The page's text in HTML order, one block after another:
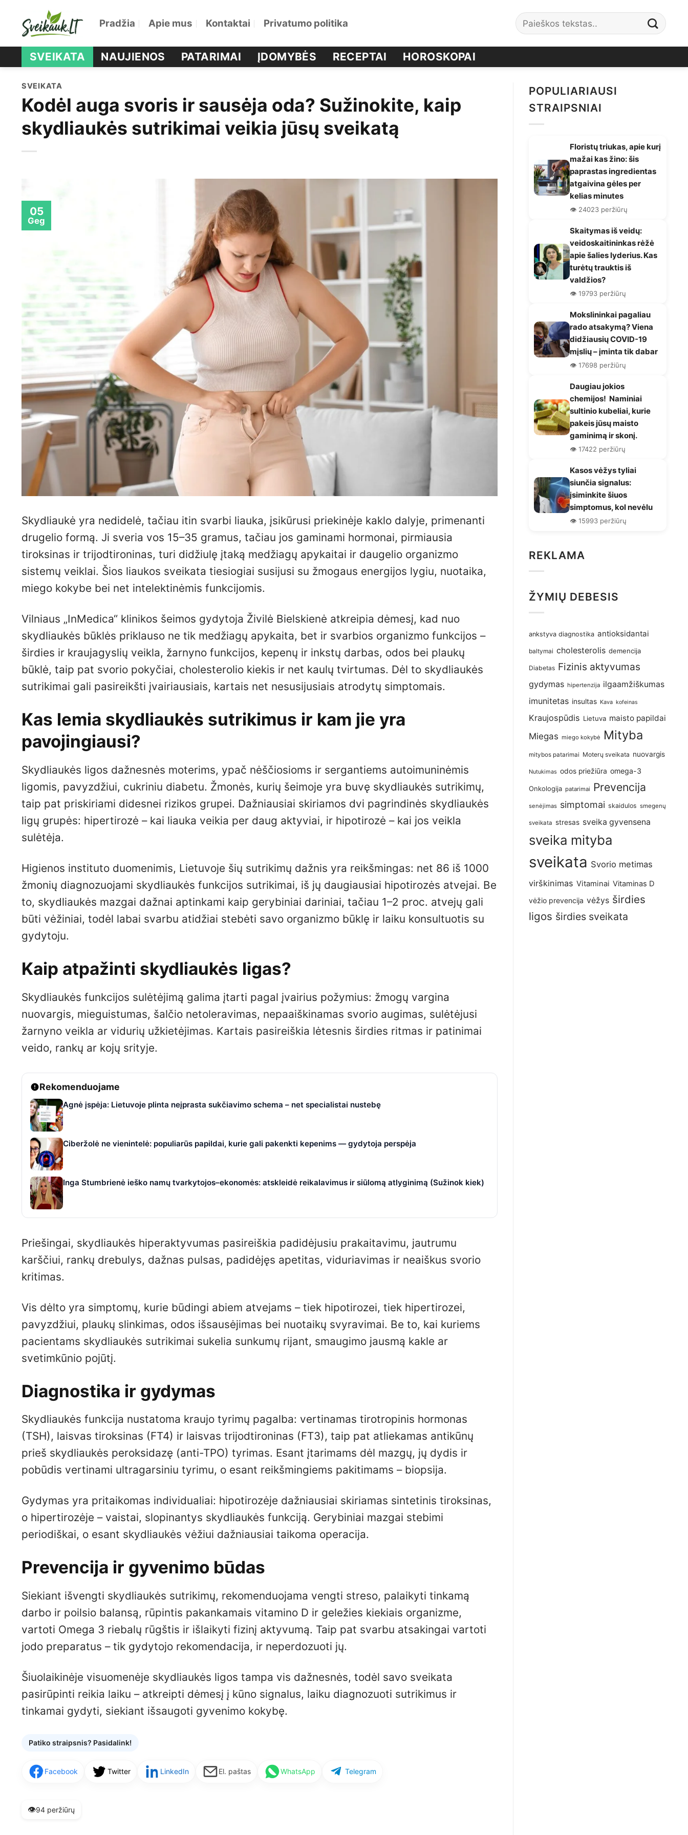
Pradžia Apie mus Kontaktai Privatumo politika
SVEIKATA NAUJIENOS PATARIMAI ĮDOMYBĖS RECEPTAI HOROSKOPAI
SVEIKATA
Kodėl auga svoris ir sausėja oda? Sužinokite, kaip
skydliaukės sutrikimai veikia jūsų sveikatą
05
Geg
Skydliaukė yra nedidelė, tačiau itin svarbi liauka, įsikūrusi priekinėje kaklo dalyje, primenanti
drugelio formą. Ji sveria vos 15–35 gramus, tačiau jos gaminami hormonai, pirmiausia
tiroksinas ir trijodtironinas, turi didžiulę įtaką medžiagų apykaitai ir daugelio organizmo
sistemų veiklai. Šios liaukos sveikata tiesiogiai susijusi su žmogaus energijos lygiu, nuotaika,
miego kokybe bei net intelektinėmis funkcijomis.
Vilniaus „InMedica“ klinikos šeimos gydytoja Živilė Bielskienė atkreipia dėmesį, kad nuo
skydliaukės būklės priklauso ne tik medžiagų apykaita, bet ir svarbios organizmo funkcijos –
širdies ir kraujagyslių veikla, žarnyno funkcijos, kepenų ir inkstų darbas, odos bei plaukų
būklė, taip pat svorio pokyčiai, cholesterolio kiekis ir net kaulų tvirtumas. Dėl to skydliaukės
sutrikimai gali pasireikšti įvairiausiais, kartais net nesusijusiais atrodytų simptomais.
Kas lemia skydliaukės sutrikimus ir kam jie yra
pavojingiausi?
Skydliaukės ligos dažnesnės moterims, ypač nėščiosioms ir sergantiems autoimuninėmis
ligomis, pavyzdžiui, cukriniu diabetu. Žmonės, kurių šeimoje yra buvę skydliaukės sutrikimų,
taip pat priskiriami didesnei rizikos grupei. Dažniausiai skiriamos dvi pagrindinės skydliaukės
ligų grupės: hipertirozė – kai liauka veikia per daug aktyviai, ir hipotirozė – kai jos veikla
sulėtėja.
Higienos instituto duomenimis, Lietuvoje šių sutrikimų dažnis yra reikšmingas: net 86 iš 1000
žmonių diagnozuojami skydliaukės funkcijos sutrikimai, iš jų daugiausiai hipotirozės atvejai. Be
to, skydliaukės mazgai dažnai aptinkami kaip gerybiniai dariniai, tačiau 1–2 proc. atvejų gali
būti vėžiniai, todėl labai svarbu atidžiai stebėti savo organizmo būklę ir laiku konsultuotis su
gydytoju.
Kaip atpažinti skydliaukės ligas?
Skydliaukės funkcijos sulėtėjimą galima įtarti pagal įvairius požymius: žmogų vargina
nuovargis, mieguistumas, šalčio netoleravimas, nepaaiškinamas svorio augimas, sulėtėjusi
žarnyno veikla ar vidurių užkietėjimas. Kartais pasireiškia lėtesnis širdies ritmas ir patinimai
veido, rankų ar kojų srityje.
Rekomenduojame
Agnė įspėja: Lietuvoje plinta neįprasta sukčiavimo schema – net specialistai nustebę
Ciberžolė ne vienintelė: populiarūs papildai, kurie gali pakenkti kepenims — gydytoja perspėja
Inga Stumbrienė ieško namų tvarkytojos–ekonomės: atskleidė reikalavimus ir siūlomą atlyginimą (Sužinok kiek)
Priešingai, skydliaukės hiperaktyvumas pasireiškia padidėjusiu prakaitavimu, jautrumu
karščiui, rankų drebulys, dažnas pulsas, padidėjęs apetitas, viduriavimas ir neaiškus svorio
kritimas.
Vis dėlto yra simptomų, kurie būdingi abiem atvejams – tiek hipotirozei, tiek hipertirozei,
pavyzdžiui, plaukų slinkimas, odos išsausėjimas bei nuotaikų svyravimai. Be to, kai kuriems
pacientams skydliaukės sutrikimai sukelia sunkumų rijant, smaugimo jausmą kakle ar
svetimkūnio pojūtį.
Diagnostika ir gydymas
Skydliaukės funkcija nustatoma kraujo tyrimų pagalba: vertinamas tirotropinis hormonas
(TSH), laisvas tiroksinas (FT4) ir laisvas trijodtironinas (FT3), taip pat atliekamas antikūnų
prieš skydliaukės peroksidazę (anti-TPO) tyrimas. Esant įtarimams dėl mazgų, jų dydis ir
pobūdis vertinami ultragarsiniu tyrimu, o esant reikšmingiems pakitimams – biopsija.
Gydymas yra pritaikomas individualiai: hipotirozėje dažniausiai skiriamas sintetinis tiroksinas,
o hipertirozėje – vaistai, slopinantys skydliaukės funkciją. Gerybiniai mazgai stebimi
periodiškai, o esant skydliaukės vėžiui dažniausiai taikoma operacija.
Prevencija ir gyvenimo būdas
Siekiant išvengti skydliaukės sutrikimų, rekomenduojama vengti streso, palaikyti tinkamą
darbo ir poilsio balansą, rūpintis pakankamais vitamino D ir geležies kiekiais organizme,
vartoti Omega 3 riebalų rūgštis ir išlaikyti fizinį aktyvumą. Taip pat svarbu atsakingai vartoti
jodo preparatus – tik gydytojo rekomendacija, ir neperdozuoti jų.
Šiuolaikinėje visuomenėje skydliaukės ligos tampa vis dažnesnės, todėl savo sveikata
pasirūpinti reikia laiku – atkreipti dėmesį į kūno signalus, laiku diagnozuoti sutrikimus ir
tinkamai gydyti, siekiant išsaugoti gyvenimo kokybę.
Patiko straipsnis? Pasidalink!
Facebook Twitter LinkedIn El. paštas WhatsApp Telegram
👁️94 peržiūrų
POPULIARIAUSI
STRAIPSNIAI
Floristų triukas, apie kurį
mažai kas žino: šis
paprastas ingredientas
atgaivina gėles per
kelias minutes
👁️ 24023 peržiūrų
Skaitymas iš veidų:
veidoskaitininkas rėžė
apie šalies lyderius. Kas
turėtų trauktis iš
valdžios?
👁️ 19793 peržiūrų
Mokslininkai pagaliau
rado atsakymą? Viena
didžiausių COVID-19
mįslių – įminta tik dabar
👁️ 17698 peržiūrų
Daugiau jokios
chemijos! Naminiai
sultinio kubeliai, kurie
pakeis jūsų maisto
gaminimą ir skonį.
👁️ 17422 peržiūrų
Kasos vėžys tyliai
siunčia signalus:
įsiminkite šiuos
simptomus, kol nevėlu
👁️ 15993 peržiūrų
REKLAMA
ŽYMIŲ DEBESIS
ankstyva diagnostika antioksidantai
baltymai cholesterolis demencija
Diabetas Fizinis aktyvumas
gydymas hipertenzija ilgaamžiškumas
imunitetas insultas Kava kofeinas
Kraujospūdis Lietuva maisto papildai
Miegas miego kokybė Mityba
mitybos patarimai Moterų sveikata nuovargis
Nutukimas odos priežiūra omega-3
Onkologija patarimai Prevencija
senėjimas simptomai skaidulos smegenų
sveikata stresas sveika gyvensena
sveika mityba
sveikata Svorio metimas
virškinimas Vitaminai Vitaminas D
vėžio prevencija vėžys širdies
ligos širdies sveikata